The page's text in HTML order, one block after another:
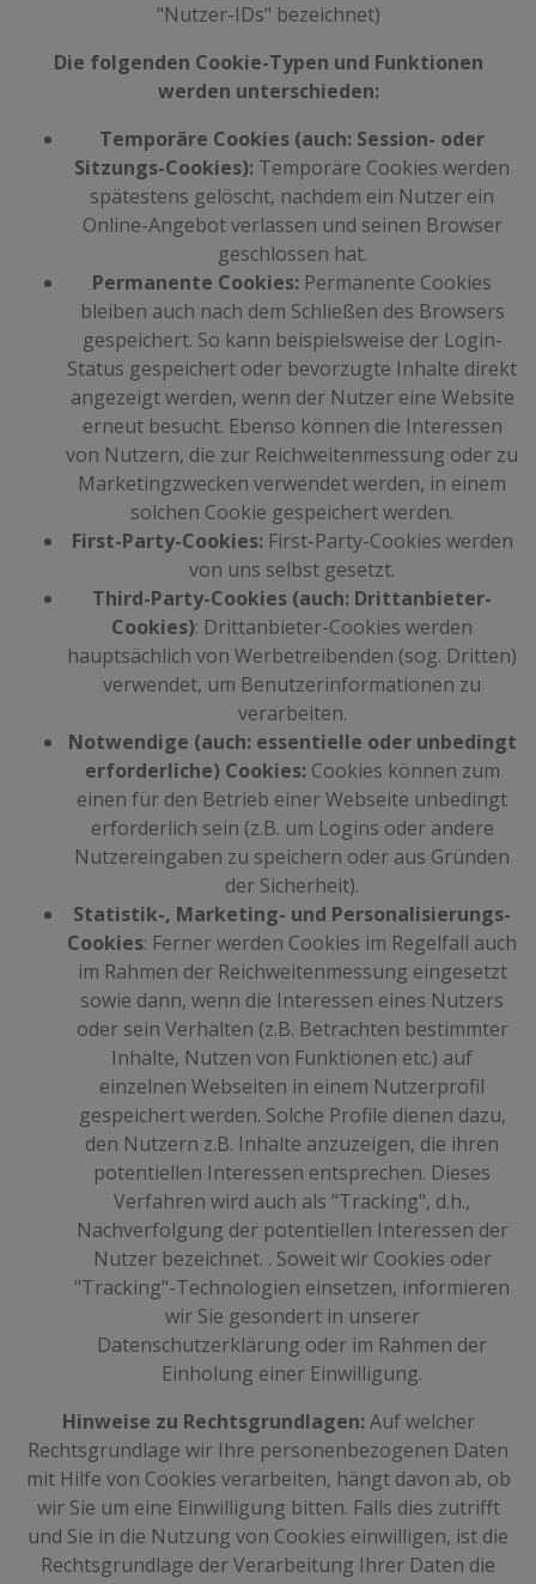
"Nutzer-IDs" bezeichnet)
Die folgenden Cookie-Typen und Funktionen
werden unterschieden:
Temporäre Cookies (auch: Session- oder
Sitzungs-Cookies): Temporäre Cookies werden
spätestens gelöscht, nachdem ein Nutzer ein
Online-Angebot verlassen und seinen Browser
geschlossen hat.
Permanente Cookies: Permanente Cookies
bleiben auch nach dem Schließen des Browsers
gespeichert. So kann beispielsweise der Login-
Status gespeichert oder bevorzugte Inhalte direkt
angezeigt werden, wenn der Nutzer eine Website
erneut besucht. Ebenso können die Interessen
von Nutzern, die zur Reichweitenmessung oder zu
Marketingzwecken verwendet werden, in einem
solchen Cookie gespeichert werden.
First-Party-Cookies:First-Party-Cookies werden
von uns selbst gesetzt.
Third-Party-Cookies (auch: Drittanbieter-
Cookies): Drittanbieter-Cookies werden
hauptsächlich von Werbetreibenden (sog. Dritten)
verwendet, um Benutzerinformationen zu
verarbeiten.
Notwendige (auch: essentielle oder unbedingt
erforderliche) Cookies:Cookies können zum
einen für den Betrieb einer Webseite unbedingt
erforderlich sein (z.B. um Logins oder andere
Nutzereingaben zu speichern oder aus Gründen
der Sicherheit).
Statistik-, Marketing- und Personalisierungs-
Cookies: Ferner werden Cookies im Regelfall auch
im Rahmen der Reichweitenmessung eingesetzt
sowie dann, wenn die Interessen eines Nutzers
oder sein Verhalten (z.B. Betrachten bestimmter
Inhalte, Nutzen von Funktionen etc.) auf
einzelnen Webseiten in einem Nutzerprofil
gespeichert werden. Solche Profile dienen dazu,
den Nutzern z.B. Inhalte anzuzeigen, die ihren
potentiellen Interessen entsprechen. Dieses
Verfahren wird auch als "Tracking", d.h.,
Nachverfolgung der potentiellen Interessen der
Nutzer bezeichnet. . Soweit wir Cookies oder
"Tracking"-Technologien einsetzen, informieren
wir Sie gesondert in unserer
Datenschutzerklärung oder im Rahmen der
Einholung einer Einwilligung.
Hinweise zu Rechtsgrundlagen:Auf welcher
Rechtsgrundlage wir Ihre personenbezogenen Daten
mit Hilfe von Cookies verarbeiten, hängt davon ab, ob
wir Sie um eine Einwilligung bitten. Falls dies zutrifft
und Sie in die Nutzung von Cookies einwilligen, ist die
Rechtsgrundlage der Verarbeitung Ihrer Daten die